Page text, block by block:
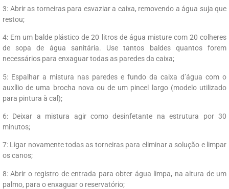
3: Abrir as torneiras para esvaziar a caixa, removendo a água suja que
restou;
4: Em um balde plástico de 20 litros de água misture com 20 colheres
de sopa de água sanitária. Use tantos baldes quantos forem
necessários para enxaguar todas as paredes da caixa;
5: Espalhar a mistura nas paredes e fundo da caixa d’água com o
auxílio de uma brocha nova ou de um pincel largo (modelo utilizado
para pintura à cal);
6: Deixar a mistura agir como desinfetante na estrutura por 30
minutos;
7: Ligar novamente todas as torneiras para eliminar a solução e limpar
os canos;
8: Abrir o registro de entrada para obter água limpa, na altura de um
palmo, para o enxaguar o reservatório;